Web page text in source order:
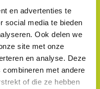
en advertenties te
social media te bieden
Ook delen we
site met onze
en analyse. Deze
met andere
of die ze hebben